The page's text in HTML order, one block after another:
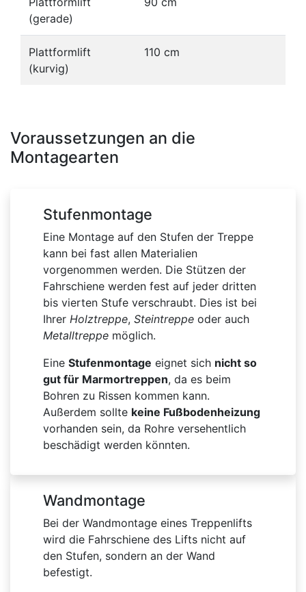
(gerade)
Plattformlift
(kurvig)
110 cm
Voraussetzungen an die
Montagearten
Stufenmontage
Eine Montage auf den Stufen der Treppe
kann bei fast allen Materialien
vorgenommen werden. Die Stützen der
Fahrschiene werden fest auf jeder dritten
bis vierten Stufe verschraubt. Dies ist bei
Ihrer Holztreppe, Steintreppe oder auch
Metalltreppe möglich.
Eine Stufenmontage eignet sich nicht so
gut für Marmortreppen, da es beim
Bohren zu Rissen kommen kann.
Außerdem sollte keine Fußbodenheizung
vorhanden sein, da Rohre versehentlich
beschädigt werden könnten.
Wandmontage
Bei der Wandmontage eines Treppenlifts
wird die Fahrschiene des Lifts nicht auf
den Stufen, sondern an der Wand
befestigt.